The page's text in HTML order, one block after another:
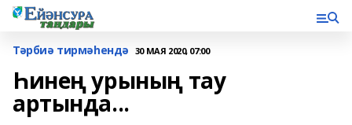
Тәрбиә тирмәһендә 30 МАЯ 2020, 07:00
Һинең урының тау
артында...